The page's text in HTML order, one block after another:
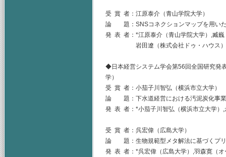
受 賞 者：江原泰介（青山学院大学）
論 題：SNSコネクションマップを用いた
発 表 者：*江原泰介（青山学院大学）,臧
岩田遼（株式会社ドゥ・ハウス）
◆日本経営システム学会第56回全国研究発
学）
受 賞 者：小茄子川智弘（横浜市立大学）
論 題：下水道経営における汚泥炭化事業
発 表 者：*小茄子川智弘（横浜市立大学）
受 賞 者：呉宏偉（広島大学）
論 題：生物規範型メタ解法に基づくプリ
発 表 者：*呉宏偉（広島大学）,羽森寛（